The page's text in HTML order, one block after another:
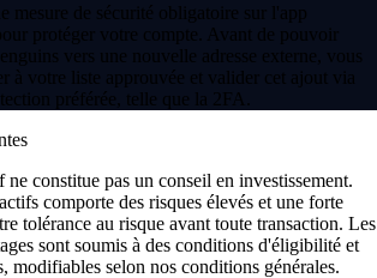
mesure de sécurité obligatoire sur l'app
protéger votre compte. Avant de pouvoir
vers une nouvelle adresse externe, vous
à votre liste approuvée et valider cet ajout via
préférée, telle que la 2FA.
constitue pas un conseil en investissement.
comporte des risques élevés et une forte
tolérance au risque avant toute transaction. Les
sont soumis à des conditions d'éligibilité et
modifiables selon nos conditions générales.